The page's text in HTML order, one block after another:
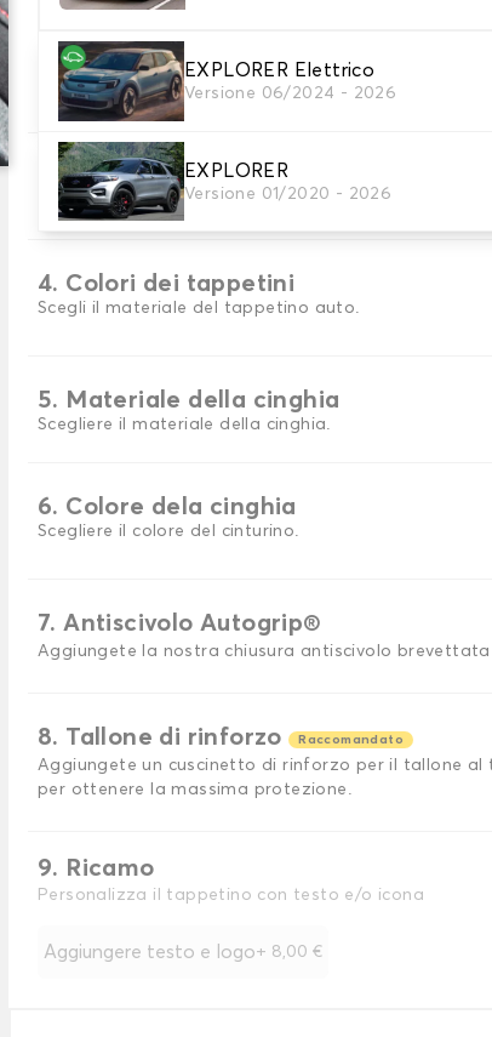
EXPLORER Elettrico
Versione 06/2024 - 2026
EXPLORER
Versione 01/2020 - 2026
2. Materiale
Scegli il materiale del tappetini auto
3. Set di tappetini
Selezionare il numero di tappetini per auto necessari.
4. Colori dei tappetini
Scegli il materiale del tappetino auto.
5. Materiale della cinghia
Scegliere il materiale della cinghia.
6. Colore dela cinghia
Scegliere il colore del cinturino.
7. Antiscivolo Autogrip®
Aggiungete la nostra chiusura antiscivolo
8. Tallone di rinforzo Raccomandato
Aggiungete un cuscinetto di rinforzo per il tallone al
per ottenere la massima protezione.
9. Ricamo
Personalizza il tappetino con testo e/o icona
Aggiungere testo e logo+ 8,00 €